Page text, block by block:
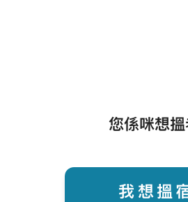
。
要經證實有需要接受住宿照
您係咪想搵
我想搵